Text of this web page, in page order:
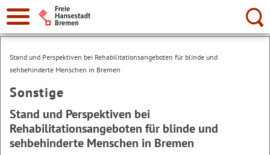
Suche:
Stand und Perspektiven bei Rehabilitationsangeboten für blinde und
sehbehinderte Menschen in Bremen
Sonstige
Stand und Perspektiven bei
Rehabilitationsangeboten für blinde und
sehbehinderte Menschen in Bremen